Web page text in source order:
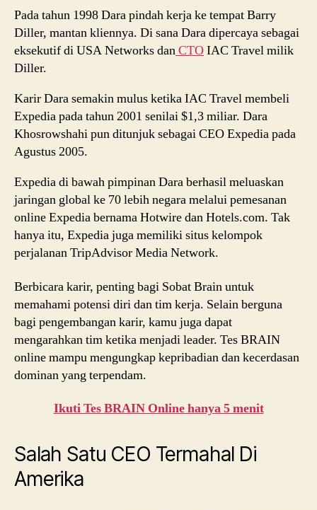
Pada tahun 1998 Dara pindah kerja ke tempat Barry
Diller, mantan kliennya. Di sana Dara dipercaya sebagai
eksekutif di USA Networks danCTOIAC Travel milik
Diller.
Karir Dara semakin mulus ketika IAC Travel membeli
Expedia pada tahun 2001 senilai $1,3 miliar. Dara
Khosrowshahi pun ditunjuk sebagai CEO Expedia pada
Agustus 2005.
Expedia di bawah pimpinan Dara berhasil meluaskan
jaringan global ke 70 lebih negara melalui pemesanan
online Expedia bernama Hotwire dan Hotels.com. Tak
hanya itu, Expedia juga memiliki situs kelompok
perjalanan TripAdvisor Media Network.
Berbicara karir, penting bagi Sobat Brain untuk
memahami potensi diri dan tim kerja. Selain berguna
bagi pengembangan karir, kamu juga dapat
mengarahkan tim ketika menjadi leader. Tes BRAIN
online mampu mengungkap kepribadian dan kecerdasan
dominan yang terpendam.
Ikuti Tes BRAIN Online hanya 5 menit
Salah Satu CEO Termahal Di
Amerika